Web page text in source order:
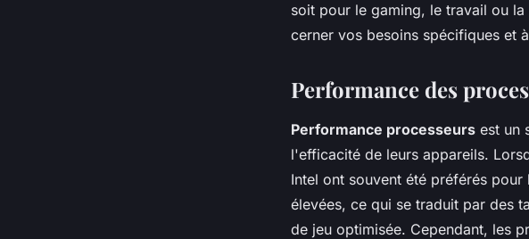
soit pour le gaming, le travail ou
cerner vos besoins spécifiques et
Performance des
Performance processeurs est un
l'efficacité de leurs appareils.
Intel ont souvent été préférés
élevées, ce qui se traduit par des
de jeu optimisée. Cependant, les